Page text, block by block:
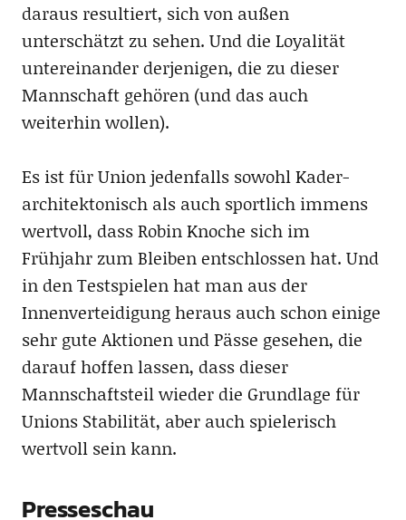
daraus resultiert, sich von außen
unterschätzt zu sehen. Und die Loyalität
untereinander derjenigen, die zu dieser
Mannschaft gehören (und das auch
weiterhin wollen).
Es ist für Union jedenfalls sowohl Kader-
architektonisch als auch sportlich immens
wertvoll, dass Robin Knoche sich im
Frühjahr zum Bleiben entschlossen hat. Und
in den Testspielen hat man aus der
Innenverteidigung heraus auch schon einige
sehr gute Aktionen und Pässe gesehen, die
darauf hoffen lassen, dass dieser
Mannschaftsteil wieder die Grundlage für
Unions Stabilität, aber auch spielerisch
wertvoll sein kann.
Presseschau